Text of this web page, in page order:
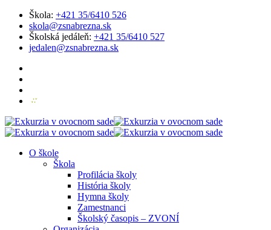
Škola: +421 35/6410 526
skola@zsnabrezna.sk
Školská jedáleň: +421 35/6410 527
jedalen@zsnabrezna.sk
O škole
Škola
Profilácia školy
História školy
Hymna školy
Zamestnanci
Školský časopis – ZVONÍ